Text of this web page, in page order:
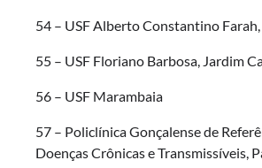
54 – USF Alberto Constantino
55 – USF Floriano Barbosa, Jardim
56 – USF Marambaia
57 – Policlínica Gonçalense de
Doenças Crônicas e Transmissíveis,